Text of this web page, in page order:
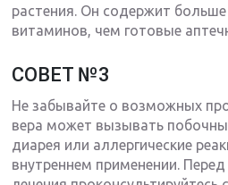
растения. Он содержит
витаминов, чем готовые
СОВЕТ №3
Не забывайте о возможных
вера может вызывать
диарея или аллергические
внутреннем применении.